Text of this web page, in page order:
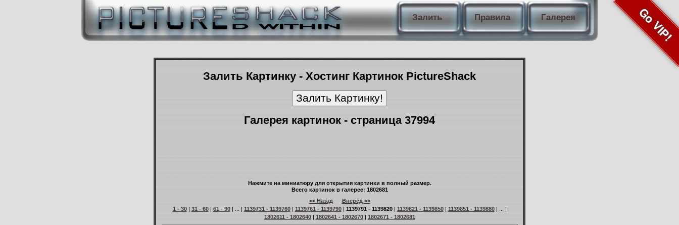
Залить Правила Галерея Go VIP!
Залить Картинку - Хостинг Картинок PictureShack
Галерея картинок - страница 37994
Нажмите на миниатюру для открытия картинки в полный размер.
Всего картинок в галерее: 1802681
<< Назад
Вперёд >>
1 - 30| 31 - 60| 61 - 90| ... | 1139731 - 1139760| 1139761 - 1139790| 1139791 - 1139820| 1139821 - 1139850| 1139851 - 1139880| ... |
1802611 - 1802640| 1802641 - 1802670| 1802671 - 1802681